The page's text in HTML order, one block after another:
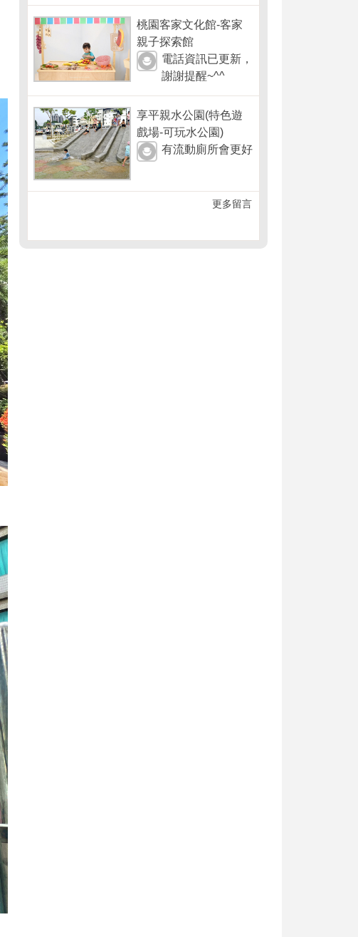
桃園客家文化館-客家
親子探索館
電話資訊已更新，
謝謝提醒~^^
享平親水公園(特色遊
戲場-可玩水公園)
有流動廁所會更好
更多留言